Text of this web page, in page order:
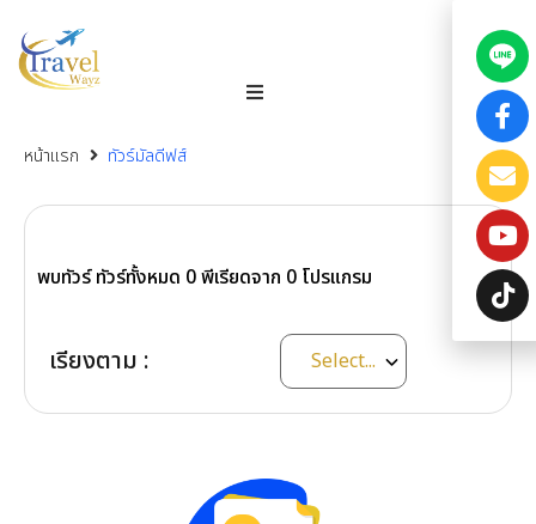
หน้าแรก ทัวร์มัลดีฟส์
พบทัวร์ ทัวร์ทั้งหมด 0พีเรียดจาก 0 โปรแกรม
เรียงตาม :